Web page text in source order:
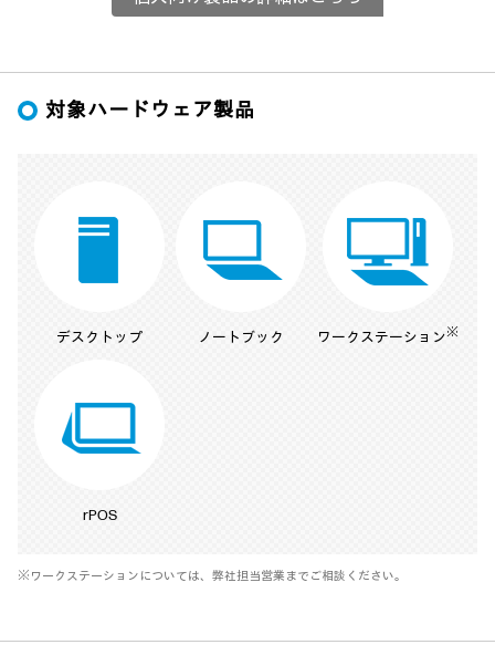
対象ハードウェア製品
デスクトップ ノートブック ワークステーション※
rPOS
※ワークステーションについては、弊社担当営業までご相談ください。